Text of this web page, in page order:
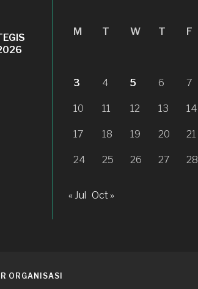
M T W T F
3 4 5 6 7
10 11 12 13 14
17 18 19 20 21
24 25 26 27 28
« Jul Oct »
ORGANISASI